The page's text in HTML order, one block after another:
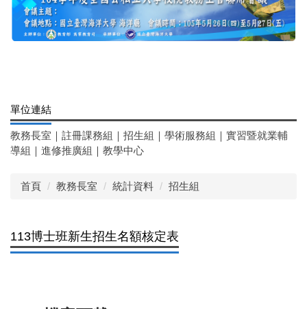
單位連結
教務長室 ｜ 註冊課務組 ｜ 招生組 ｜ 學術服務組 ｜ 實習暨就業輔
導組 ｜ 進修推廣組 ｜ 教學中心
首頁 教務長室 統計資料 招生組
113博士班新生招生名額核定表